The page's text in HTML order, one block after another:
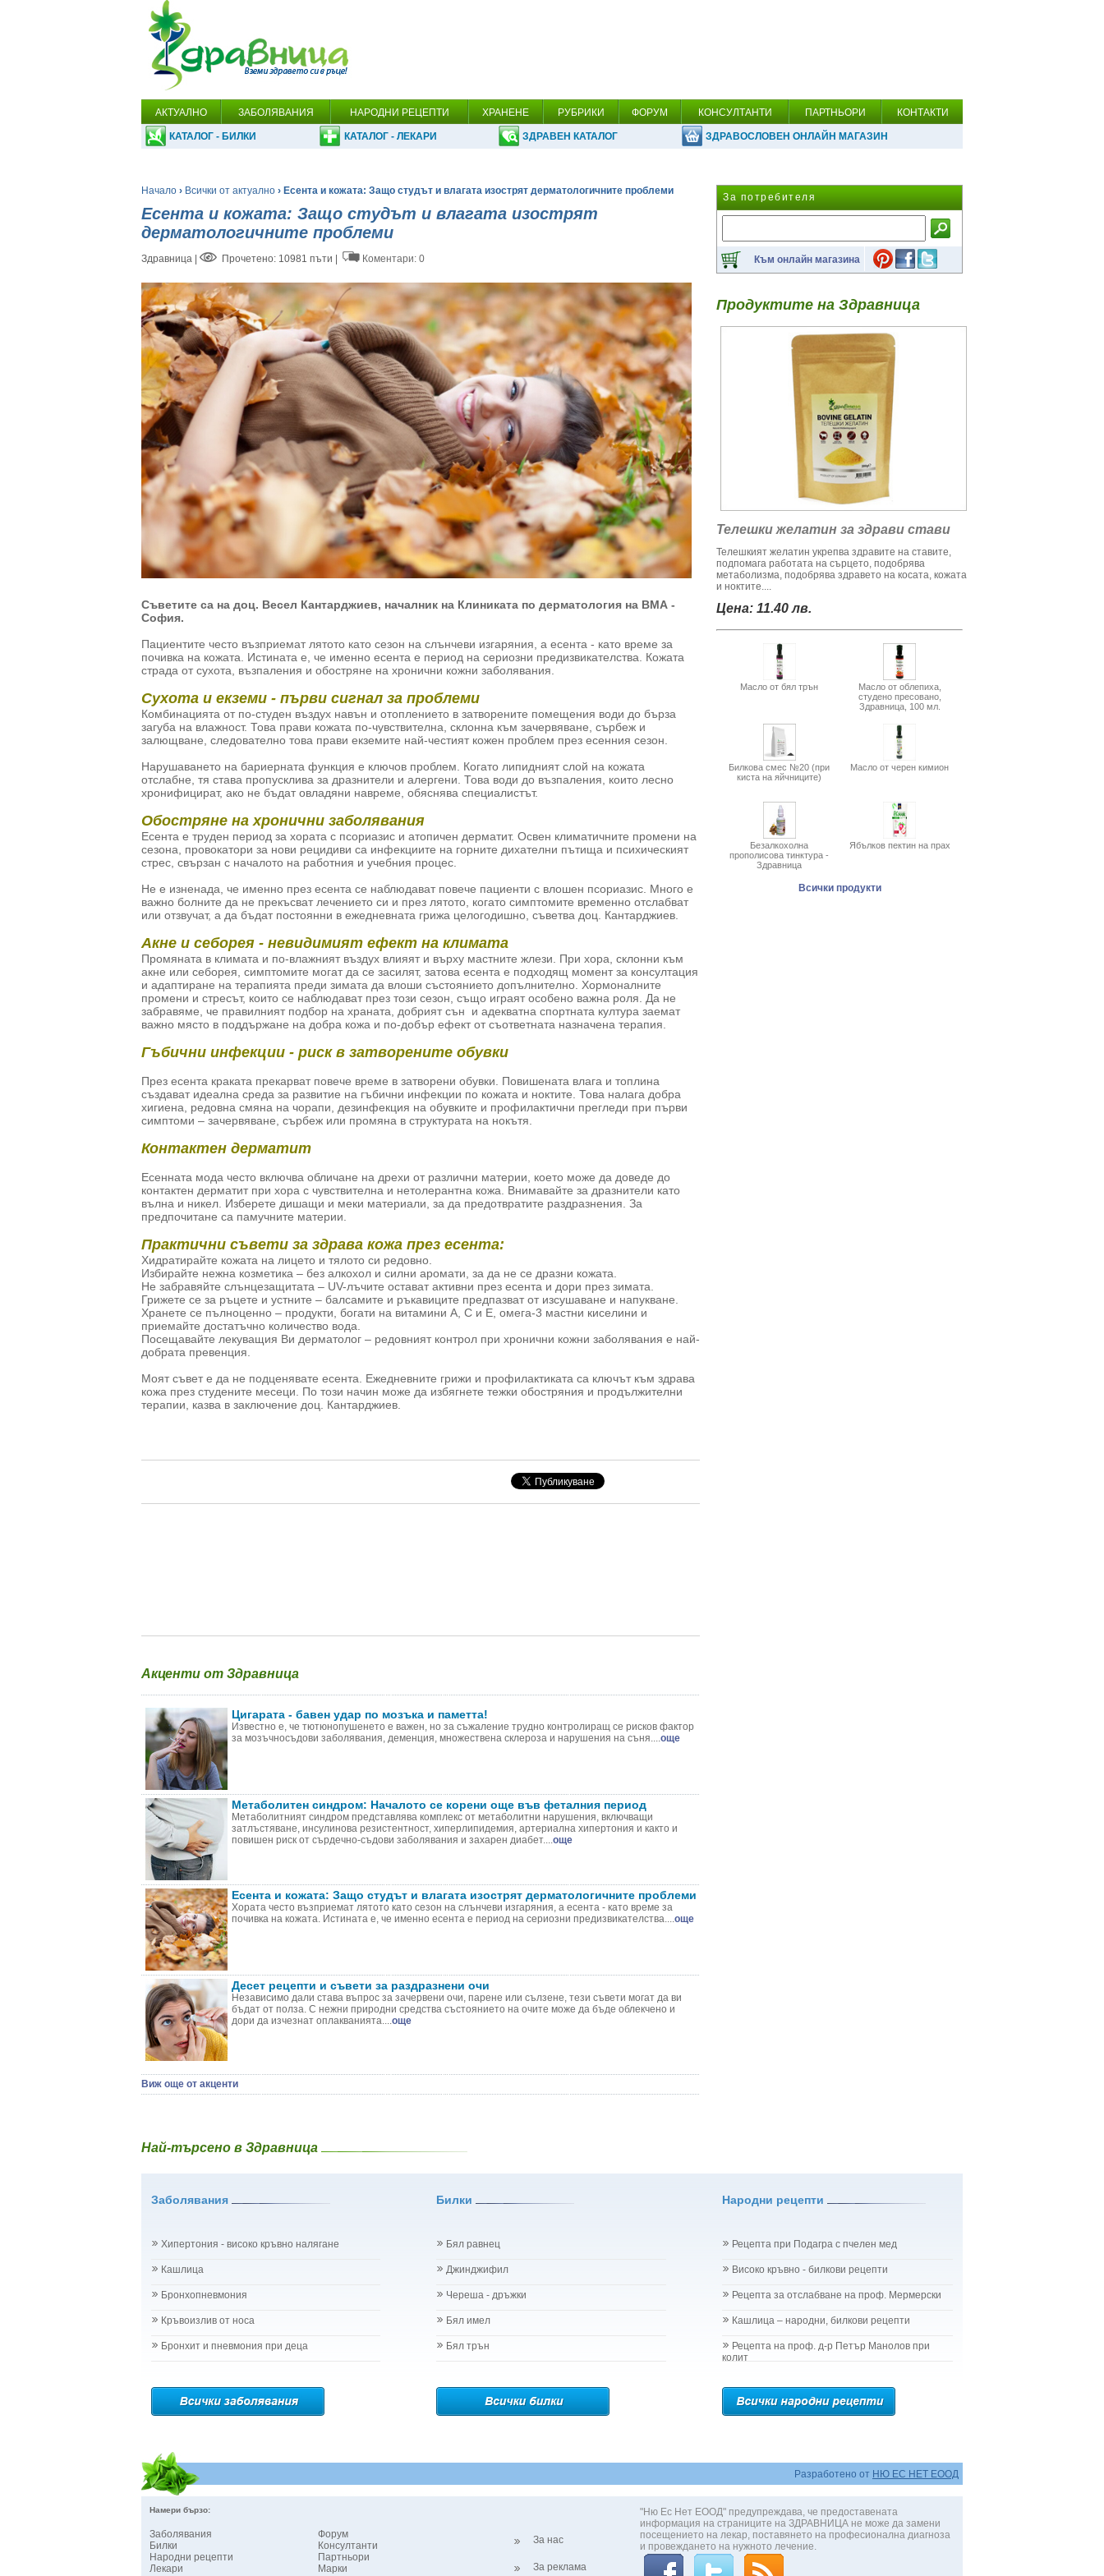
АКТУАЛНО ЗАБОЛЯВАНИЯ НАРОДНИ РЕЦЕПТИ ХРАНЕНЕ РУБРИКИ ФОРУМ КОНСУЛТАНТИ ПАРТНЬОРИ КОНТАКТИ
КАТАЛОГ - БИЛКИ КАТАЛОГ - ЛЕКАРИ ЗДРАВЕН КАТАЛОГ ЗДРАВОСЛОВЕН ОНЛАЙН МАГАЗИН
Начало › Всички от актуално › Есента и кожата: Защо студът и влагата изострят дерматологичните проблеми
Есента и кожата: Защо студът и влагата изострят
дерматологичните проблеми
Здравница Прочетено: 10981 пъти | Коментари: 0
Съветите са на доц. Весел Кантарджиев, началник на Клиниката по дерматология на ВМА -
София.
Пациентите често възприемат лятото като сезон на слънчеви изгаряния, а есента - като време за
почивка на кожата. Истината е, че именно есента е период на сериозни предизвикателства. Кожата
страда от сухота, възпаления и обостряне на хронични кожни заболявания.
Сухота и екземи - първи сигнал за проблеми
Комбинацията от по-студен въздух навън и отоплението в затворените помещения води до бърза
загуба на влажност. Това прави кожата по-чувствителна, склонна към зачервяване, сърбеж и
залющване, следователно това прави екземите най-честият кожен проблем през есенния сезон.
Нарушаването на бариерната функция е ключов проблем. Когато липидният слой на кожата
отслабне, тя става пропусклива за дразнители и алергени. Това води до възпаления, които лесно
хронифицират, ако не бъдат овладяни навреме, обяснява специалистът.
Обостряне на хронични заболявания
Есента е труден период за хората с псориазис и атопичен дерматит. Освен климатичните промени на
сезона, провокатори за нови рецидиви са инфекциите на горните дихателни пътища и психическият
стрес, свързан с началото на работния и учебния процес.
Не е изненада, че именно през есента се наблюдават повече пациенти с влошен псориазис. Много е
важно болните да не прекъсват лечението си и през лятото, когато симптомите временно отслабват
или отзвучат, а да бъдат постоянни в ежедневната грижа целогодишно, съветва доц. Кантарджиев.
Акне и себорея - невидимият ефект на климата
Промяната в климата и по-влажният въздух влияят и върху мастните жлези. При хора, склонни към
акне или себорея, симптомите могат да се засилят, затова есента е подходящ момент за консултация
и адаптиране на терапията преди зимата да влоши състоянието допълнително. Хормоналните
промени и стресът, които се наблюдават през този сезон, също играят особено важна роля. Да не
забравяме, че правилният подбор на храната, добрият сън и адекватна спортната култура заемат
важно място в поддържане на добра кожа и по-добър ефект от съответната назначена терапия.
Гъбични инфекции - риск в затворените обувки
През есента краката прекарват повече време в затворени обувки. Повишената влага и топлина
създават идеална среда за развитие на гъбични инфекции по кожата и ноктите. Това налага добра
хигиена, редовна смяна на чорапи, дезинфекция на обувките и профилактични прегледи при първи
симптоми – зачервяване, сърбеж или промяна в структурата на нокътя.
Контактен дерматит
Есенната мода често включва обличане на дрехи от различни материи, което може да доведе до
контактен дерматит при хора с чувствителна и нетолерантна кожа. Внимавайте за дразнители като
вълна и никел. Изберете дишащи и меки материали, за да предотвратите раздразнения. За
предпочитане са памучните материи.
Практични съвети за здрава кожа през есента:
Хидратирайте кожата на лицето и тялото си редовно.
Избирайте нежна козметика – без алкохол и силни аромати, за да не се дразни кожата.
Не забравяйте слънцезащитата – UV-лъчите остават активни през есента и дори през зимата.
Грижете се за ръцете и устните – балсамите и ръкавиците предпазват от изсушаване и напукване.
Хранете се пълноценно – продукти, богати на витамини A, C и E, омега-3 мастни киселини и
приемайте достатъчно количество вода.
Посещавайте лекуващия Ви дерматолог – редовният контрол при хронични кожни заболявания е най-
добрата превенция.
Моят съвет е да не подценявате есента. Ежедневните грижи и профилактиката са ключът към здрава
кожа през студените месеци. По този начин може да избягнете тежки обостряния и продължителни
терапии, казва в заключение доц. Кантарджиев.
Акценти от Здравница
Цигарата - бавен удар по мозъка и паметта!
Известно е, че тютюнопушенето е важен, но за съжаление трудно контролиращ се рисков фактор
за мозъчносъдови заболявания, деменция, множествена склероза и нарушения на съня....още
Метаболитен синдром: Началото се корени още във феталния период
Метаболитният синдром представлява комплекс от метаболитни нарушения, включващи
затлъстяване, инсулинова резистентност, хиперлипидемия, артериална хипертония и както и
повишен риск от сърдечно-съдови заболявания и захарен диабет....още
Есента и кожата: Защо студът и влагата изострят дерматологичните проблеми
Хората често възприемат лятото като сезон на слънчеви изгаряния, а есента - като време за
почивка на кожата. Истината е, че именно есента е период на сериозни предизвикателства....още
Десет рецепти и съвети за раздразнени очи
Независимо дали става въпрос за зачервени очи, парене или сълзене, тези съвети могат да ви
бъдат от полза. С нежни природни средства състоянието на очите може да бъде облекчено и
дори да изчезнат оплакванията....още
Виж още от акценти
За потребителя
Към онлайн магазина
Продуктите на Здравница
Телешки желатин за здрави стави
Телешкият желатин укрепва здравите на ставите,
подпомага работата на сърцето, подобрява
метаболизма, подобрява здравето на косата, кожата
и ноктите....
Цена: 11.40 лв.
Масло от бял трън
Масло от облепиха,
студено пресовано,
Здравница, 100 мл.
Билкова смес №20 (при
киста на яйчниците)
Масло от черен кимион
Безалкохолна
прополисова тинктура -
Здравница
Ябълков пектин на прах
Всички продукти
Най-търсено в Здравница
Заболявания Билки Народни рецепти
Хипертония - високо кръвно налягане
Кашлица
Бронхопневмония
Кръвоизлив от носа
Бронхит и пневмония при деца
Бял равнец
Джинджифил
Череша - дръжки
Бял имел
Бял трън
Рецепта при Подагра с пчелен мед
Високо кръвно - билкови рецепти
Рецепта за отслабване на проф. Мермерски
Кашлица – народни, билкови рецепти
Рецепта на проф. д-р Петър Манолов при
колит
Разработено от НЮ ЕС НЕТ ЕООД
Намери бързо:
"Ню Ес Нет ЕООД" предупреждава, че предоставената
информация на страниците на ЗДРАВНИЦА не може да замени
посещението на лекар, поставянето на професионална диагноза
и провеждането на нужното лечение.
Заболявания
Билки
Народни рецепти
Лекари
Форум
Консултанти
Партньори
Марки
За нас
За реклама